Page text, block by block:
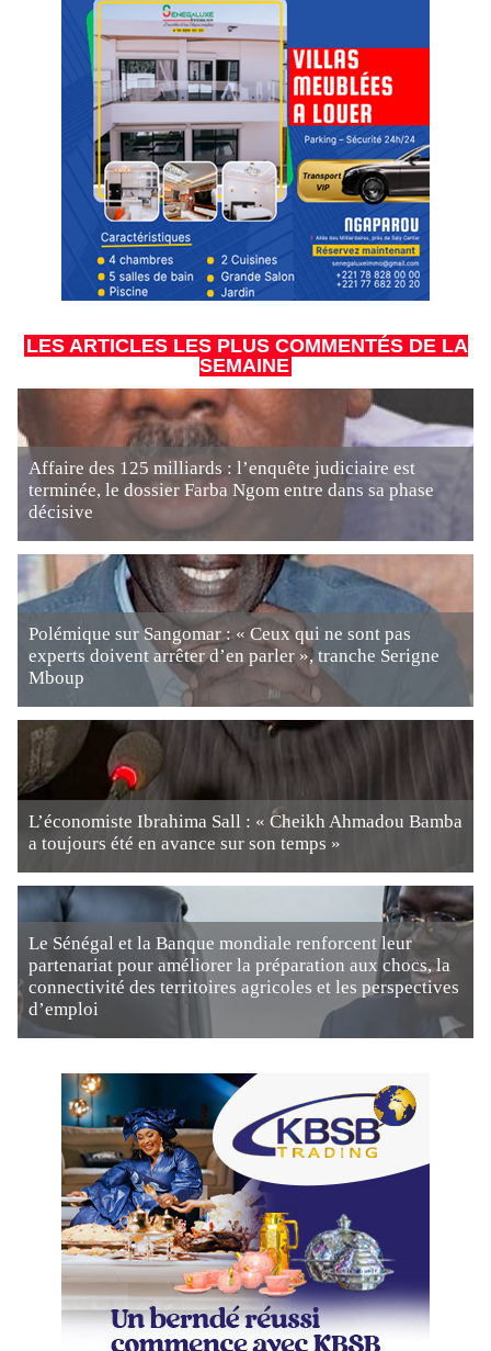
LES ARTICLES LES PLUS COMMENTÉS DE LA
SEMAINE
Affaire des 125 milliards : l’enquête judiciaire est
terminée, le dossier Farba Ngom entre dans sa phase
décisive
Polémique sur Sangomar : « Ceux qui ne sont pas
experts doivent arrêter d’en parler », tranche Serigne
Mboup
L’économiste Ibrahima Sall : « Cheikh Ahmadou Bamba
a toujours été en avance sur son temps »
Le Sénégal et la Banque mondiale renforcent leur
partenariat pour améliorer la préparation aux chocs, la
connectivité des territoires agricoles et les perspectives
d’emploi